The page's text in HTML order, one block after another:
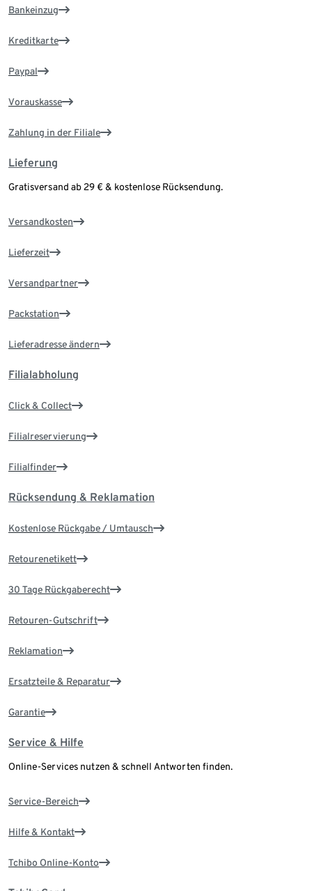
Bankeinzug
Kreditkarte
Paypal
Vorauskasse
Zahlung in der Filiale
Lieferung
Gratisversand ab 29 € & kostenlose Rücksendung.
Versandkosten
Lieferzeit
Versandpartner
Packstation
Lieferadresse ändern
Filialabholung
Click & Collect
Filialreservierung
Filialfinder
Rücksendung & Reklamation
Kostenlose Rückgabe / Umtausch
Retourenetikett
30 Tage Rückgaberecht
Retouren-Gutschrift
Reklamation
Ersatzteile & Reparatur
Garantie
Service & Hilfe
Online-Services nutzen & schnell Antworten finden.
Service-Bereich
Hilfe & Kontakt
Tchibo Online-Konto